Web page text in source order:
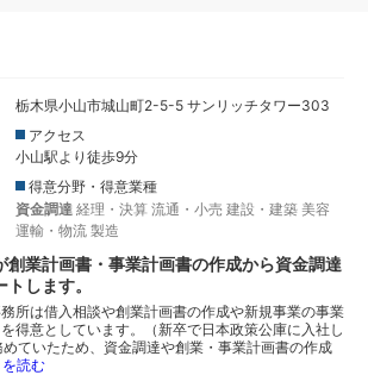
栃木県小山市城山町2-5-5 サンリッチタワー303
アクセス
小山駅より徒歩9分
得意分野・得意業種
資金調達 経理・決算 流通・小売 建設・建築 美容
運輸・物流 製造
創業計画書・事業計画書の作成から資金調達
します。
所は借入相談や創業計画書の作成や新規事業の事業
得意としています。（新卒で日本政策公庫に入社し
ていたため、資金調達や創業・事業計画書の作成
読む